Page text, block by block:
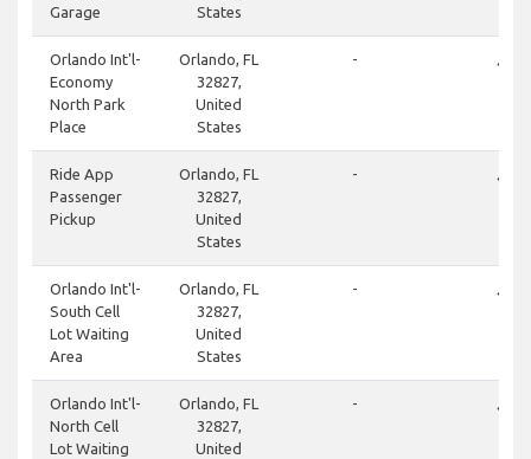
Garage
States
Orlando Int'l-
Economy
North Park
Place
Orlando, FL
32827,
United
States
- done
Ride App
Passenger
Pickup
Orlando, FL
32827,
United
States
- done
Orlando Int'l-
South Cell
Lot Waiting
Area
Orlando, FL
32827,
United
States
- done
Orlando Int'l-
North Cell
Lot Waiting
Orlando, FL
32827,
United
- done